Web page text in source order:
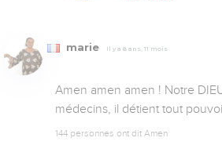
marie Il y a 8 ans, 11 mois
Amen amen amen ! Notre
médecins, il détient tout
144 personnes ont dit Amen